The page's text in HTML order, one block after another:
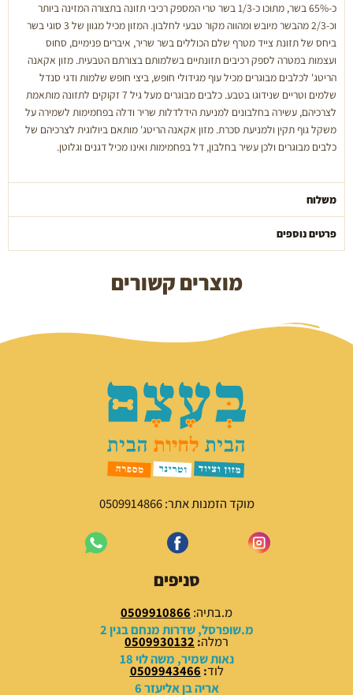
11.4
ק''ג
כ-65% בשר, מתוכו כ-1/3 בשר טרי המספק רכיבי תזונה בתצורה המזינה ביותר
וכ-2/3 מהבשר מיובש ומהווה מקור טבעי לחלבון. המזון מכיל מגוון של 3 סוגי בשר
ביחס של תזונת צייד מטרף שלם הכוללים בשר שריר, איברים פנימיים, סחוס
ועצמות במטרה לספק רכיבים תזונתיים בשלמותם בצורתם הטבעית. מזון אקאנה
הריטג' לכלבים מבוגרים מכיל עוף מגידולי חופש, ביצי חופש שלמות ודגי סנדל
שלמים וטריים שנידוגו בטבע. כלבים מבוגרים מעל גיל 7 זקוקים לתזונה מותאמת
לצרכיהם, עשירה בחלבונים למניעת הידלדלות שריר ודלה בפחמימות לשמירה על
משקל גוף תקין ולמניעת סכרת. מזון אקאנה הריטג' מותאם ביולוגית לצרכיהם של
כלבים מבוגרים ולכן עשיר בחלבון, דל בפחמימות ואינו מכיל דגנים וגלוטן.
משלוח
פרטים נוספים
מוצרים קשורים
מוקד הזמנות אתר: 0509914866
סניפים
מ.בתיה: 0509910866
מ.שופרסל, שדרות מנחם בגין 2
רמלה:
0509930132
נאות שמיר, משה לוי 18
לוד:
0509943466
אריה בן אליעזר 6